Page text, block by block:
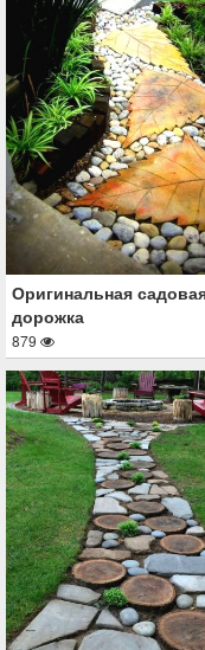
Оригинальная
дорожка
879